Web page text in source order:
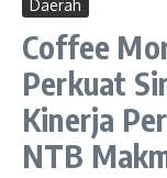
Daerah
Coffee
Perkuat
Kinerja
NTB